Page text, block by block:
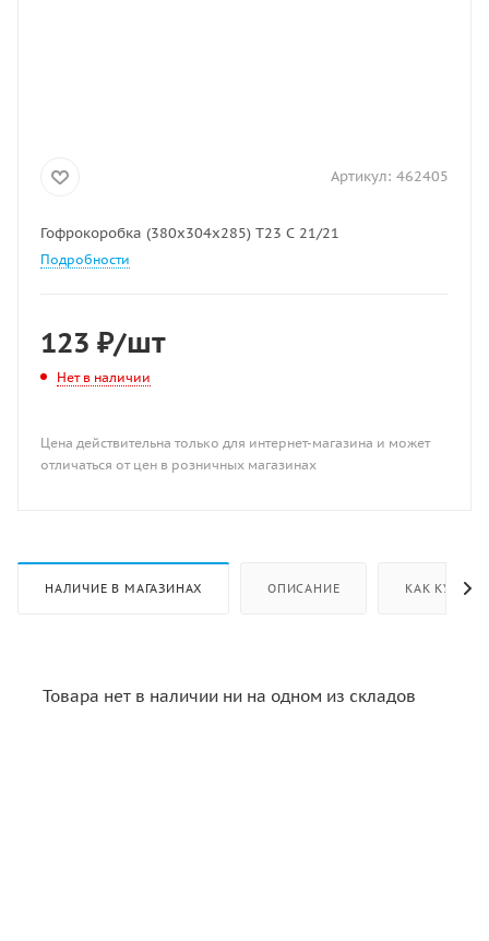
Артикул: 462405
Гофрокоробка (380х304х285) Т23 С 21/21
Подробности
123 ₽/шт
Нет в наличии
Цена действительна только для интернет-магазина и может
отличаться от цен в розничных магазинах
НАЛИЧИЕ В МАГАЗИНАХ ОПИСАНИЕ КАК КУПИТЬ
Товара нет в наличии ни на одном из складов